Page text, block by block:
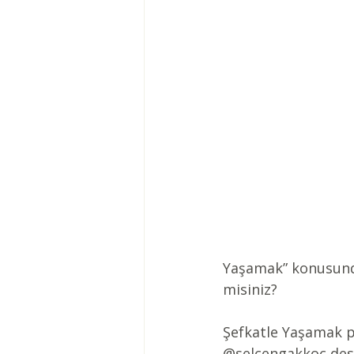
Yaşamak”
misiniz?
Şefkatle Yaşamak